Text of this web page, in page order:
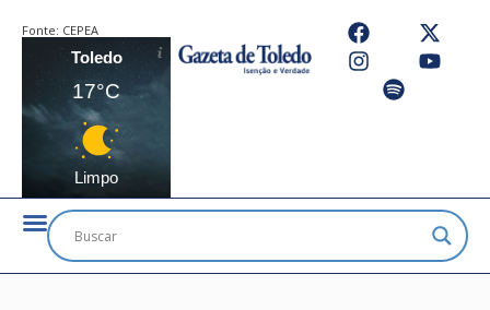
Fonte: CEPEA
Toledo
17°C
Limpo